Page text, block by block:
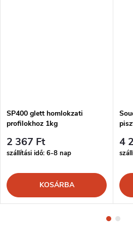
SP400 glett homlokzati
profilokhoz 1kg
2 367 Ft
szállítási idő: 6-8 nap
KOSÁRBA
4